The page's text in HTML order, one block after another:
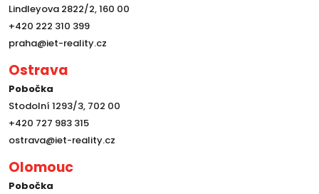
Lindleyova 2822/2, 160 00
+420 222 310 399
praha@iet-reality.cz
Ostrava
Pobočka
Stodolní 1293/3, 702 00
+420 727 983 315
ostrava@iet-reality.cz
Olomouc
Pobočka